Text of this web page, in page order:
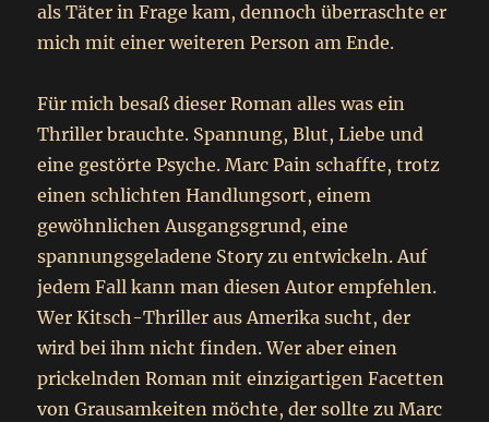
als Täter in Frage kam, dennoch überraschte er
mich mit einer weiteren Person am Ende.
Für mich besaß dieser Roman alles was ein
Thriller brauchte. Spannung, Blut, Liebe und
eine gestörte Psyche. Marc Pain schaffte, trotz
einen schlichten Handlungsort, einem
gewöhnlichen Ausgangsgrund, eine
spannungsgeladene Story zu entwickeln. Auf
jedem Fall kann man diesen Autor empfehlen.
Wer Kitsch-Thriller aus Amerika sucht, der
wird bei ihm nicht finden. Wer aber einen
prickelnden Roman mit einzigartigen Facetten
von Grausamkeiten möchte, der sollte zu Marc